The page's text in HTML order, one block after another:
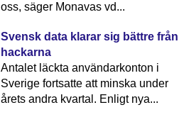
oss, säger Monavas vd...
Svensk data klarar sig bättre från
hackarna
Antalet läckta användarkonton i
Sverige fortsatte att minska under
årets andra kvartal. Enligt nya...